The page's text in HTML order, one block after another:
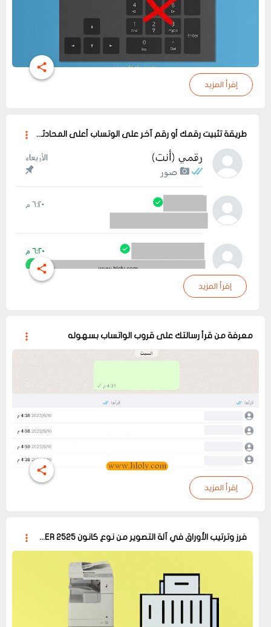
إقرأ المزيد
طريقة تثبيت رقمك أو رقم آخر على الوتساب أعلى المحادثات
إقرأ المزيد
معرفة من قرأ رسالتك على قروب الواتساب بسهوله
إقرأ المزيد
فرز وترتيب الأوراق في آلة التصوير من نوع كانون Canon ImageRUNNER 2525